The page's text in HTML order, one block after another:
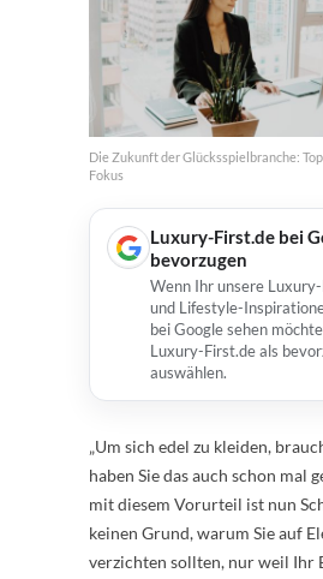
Die Zukunft der Glücksspielbranche:
Fokus
Luxury-First.de bei
bevorzugen
Wenn Ihr unsere
und Lifestyle-
bei Google sehen
Luxury-First.de als
auswählen.
„Um sich edel zu kleiden,
haben Sie das auch schon mal
mit diesem Vorurteil ist nun
keinen Grund, warum Sie auf
verzichten sollten, nur weil Ihr